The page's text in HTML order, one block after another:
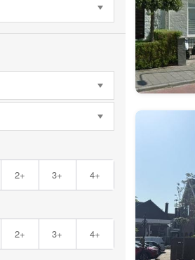
2+ 3+ 4+
2+ 3+ 4+